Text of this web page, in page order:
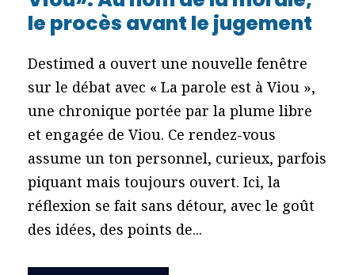
le procès avant le jugement
Destimed a ouvert une nouvelle fenêtre
sur le débat avec « La parole est à Viou »,
une chronique portée par la plume libre
et engagée de Viou. Ce rendez-vous
assume un ton personnel, curieux, parfois
piquant mais toujours ouvert. Ici, la
réflexion se fait sans détour, avec le goût
des idées, des points de...